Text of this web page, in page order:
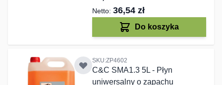
36,54 zł
Do koszyka
SKU:ZP4602
C&C SMA1.3 5L - Płyn
uniwersalny o zapachu